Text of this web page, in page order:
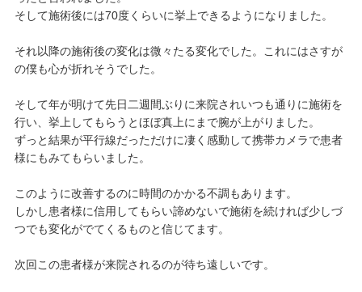
そして施術後には70度くらいに挙上できるようになりました。
それ以降の施術後の変化は微々たる変化でした。これにはさすが
の僕も心が折れそうでした。
そして年が明けて先日二週間ぶりに来院されいつも通りに施術を
行い、挙上してもらうとほぼ真上にまで腕が上がりました。
ずっと結果が平行線だっただけに凄く感動して携帯カメラで患者
様にもみてもらいました。
このように改善するのに時間のかかる不調もあります。
しかし患者様に信用してもらい諦めないで施術を続ければ少しづ
つでも変化がでてくるものと信じてます。
次回この患者様が来院されるのが待ち遠しいです。